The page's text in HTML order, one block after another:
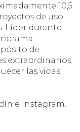
10,5
de uso
Líder durante
de
extraordinarios,
las vidas.
e Instagram.